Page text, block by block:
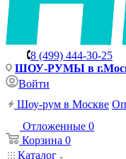
8 (499) 444-30-25
ШОУ-РУМЫ в
Войти
Шоу-рум в Москве
Отложенные 0
Корзина 0
Каталог